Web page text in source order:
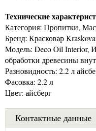
Технические
Категория: Пропитки,
Бренд: Красковар
Модель: Deco Oil Interior,
обработки древесины
Разновидность: 2.2 л
Фасовка: 2.2 л
Цвет: айсберг
Контактные данные